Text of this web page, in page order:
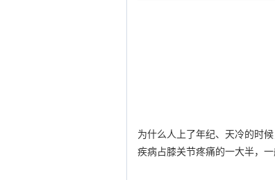
为什么人上了年纪、天冷的时
疾病占膝关节疼痛的一大半，